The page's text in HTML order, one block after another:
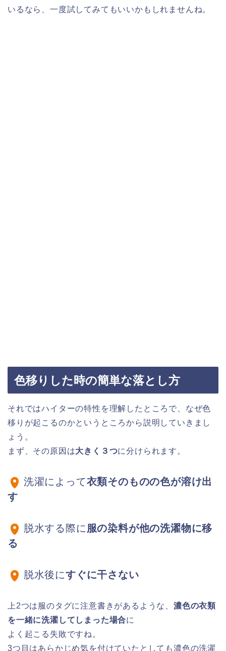
いるなら、一度試してみてもいいかもしれませんね。
色移りした時の簡単な落とし方
それではハイターの特性を理解したところで、なぜ色
移りが起こるのかというところから説明していきまし
ょう。
まず、その原因は大きく３つに分けられます。
洗濯によって衣類そのものの色が溶け出
す
脱水する際に 服の染料が他の洗濯物に移
る
脱水後にすぐに干さない
上2つは服のタグに注意書きがあるような、 濃色の衣類
を一緒に洗濯してしまった場合に
よく起こる失敗ですね。
3つ目はあらかじめ気を付けていたとしても濃色の洗濯